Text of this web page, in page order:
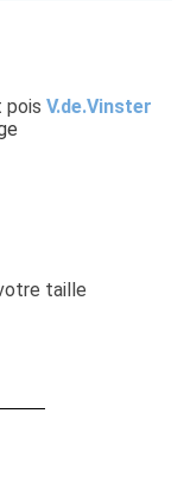
pois V.de.Vinster
taille